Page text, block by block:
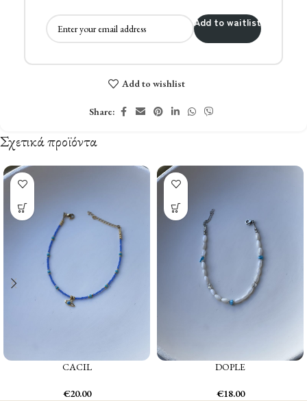
Add to waitlist
Add to wishlist
Share:
Σχετικά προϊόντα
CACIL
€20.00
DOPLE
€18.00